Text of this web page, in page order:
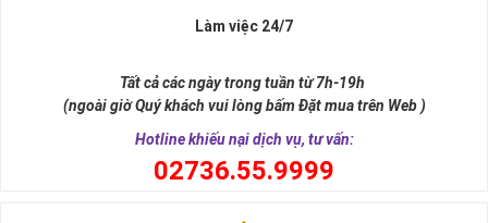
Làm việc 24/7
Tất cả các ngày trong tuần từ 7h-19h
(ngoài giờ Quý khách vui lòng bấm Đặt mua trên Web )
Hotline khiếu nại dịch vụ, tư vấn:
02736.55.9999